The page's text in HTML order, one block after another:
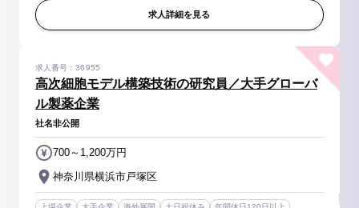
へのコンサルテーショ...求人詳細を見る
高次細胞モデル構築技術の研究員／大手グローバ
ル製薬企業
求人番号：36955
社名非公開
神奈川県横浜市戸塚区
700～1,200万円